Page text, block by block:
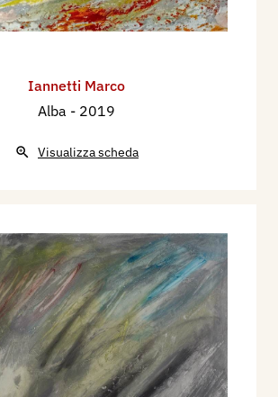
Iannetti Marco
Alba - 2019
Visualizza scheda